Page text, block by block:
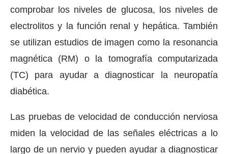
comprobar los niveles de glucosa, los niveles de
electrolitos y la función renal y hepática. También
se utilizan estudios de imagen como la resonancia
magnética (RM) o la tomografía computarizada
(TC) para ayudar a diagnosticar la neuropatía
diabética.
Las pruebas de velocidad de conducción nerviosa
miden la velocidad de las señales eléctricas a lo
largo de un nervio y pueden ayudar a diagnosticar